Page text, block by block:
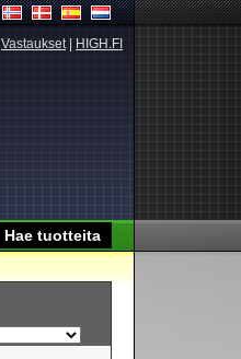
Vastaukset| HIGH.FI